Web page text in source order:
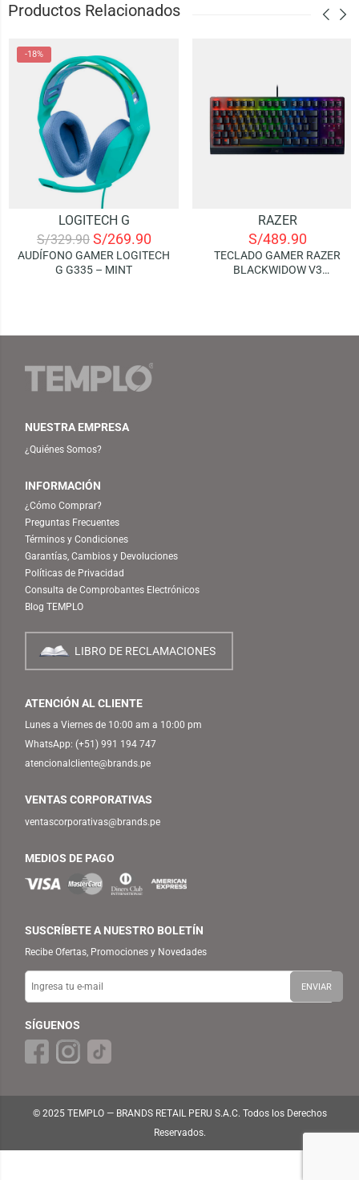
Productos Relacionados
-18%
LOGITECH G
S/329.90 S/269.90
AUDÍFONO GAMER LOGITECH
G G335 – MINT
RAZER
S/489.90
TECLADO GAMER RAZER
BLACKWIDOW V3
NUESTRA EMPRESA
¿Quiénes Somos?
INFORMACIÓN
¿Cómo Comprar?
Preguntas Frecuentes
Términos y Condiciones
Garantías, Cambios y Devoluciones
Políticas de Privacidad
Consulta de Comprobantes Electrónicos
Blog TEMPLO
LIBRO DE RECLAMACIONES
ATENCIÓN AL CLIENTE
Lunes a Viernes de 10:00 am a 10:00 pm
WhatsApp: (+51) 991 194 747
atencionalcliente@brands.pe
VENTAS CORPORATIVAS
ventascorporativas@brands.pe
MEDIOS DE PAGO
SUSCRÍBETE A NUESTRO BOLETÍN
Recibe Ofertas, Promociones y Novedades
SÍGUENOS
© 2025 TEMPLO — BRANDS RETAIL PERU S.A.C. Todos los Derechos
Reservados.